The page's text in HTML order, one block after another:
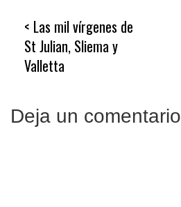
Navegación
de
entradas
Las mil vírgenes de
St Julian, Sliema y
Valletta
Deja un comentario